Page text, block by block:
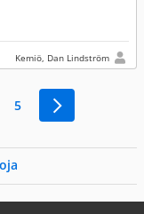
Kemiö, Dan Lindström
5